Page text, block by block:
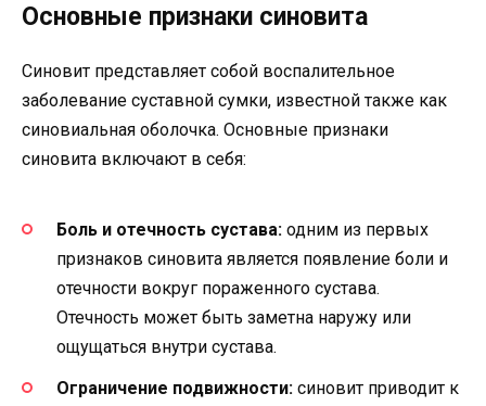
Основные признаки синовита
Синовит представляет собой воспалительное
заболевание суставной сумки, известной также как
синовиальная оболочка. Основные признаки
синовита включают в себя:
Боль и отечность сустава: одним из первых
признаков синовита является появление боли и
отечности вокруг пораженного сустава.
Отечность может быть заметна наружу или
ощущаться внутри сустава.
Ограничение подвижности: синовит приводит к